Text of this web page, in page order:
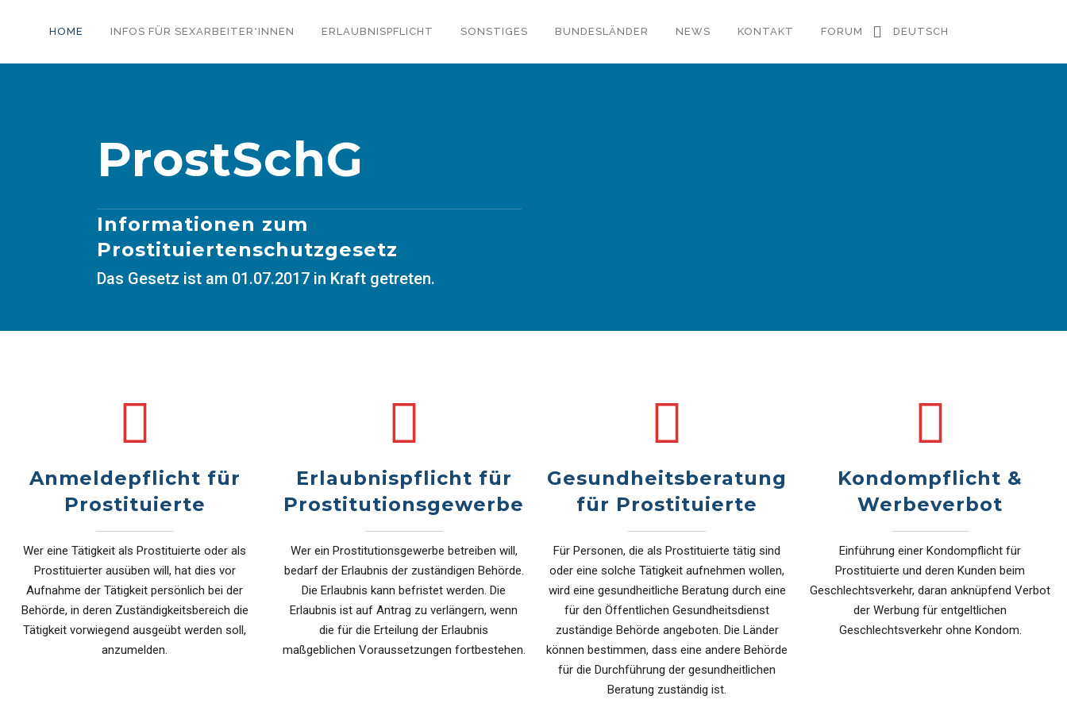
HOME INFOS FÜR SEXARBEITER*INNEN ERLAUBNISPFLICHT SONSTIGES BUNDESLÄNDER NEWS KONTAKT FORUM DEUTSCH
ProstSchG
Informationen zum
Prostituiertenschutzgesetz
Das Gesetz ist am 01.07.2017 in Kraft getreten.
Anmeldepflicht für
Prostituierte
Wer eine Tätigkeit als Prostituierte oder als
Prostituierter ausüben will, hat dies vor
Aufnahme der Tätigkeit persönlich bei der
Behörde, in deren Zuständigkeitsbereich die
Tätigkeit vorwiegend ausgeübt werden soll,
anzumelden.
Erlaubnispflicht für
Prostitutionsgewerbe
Wer ein Prostitutionsgewerbe betreiben will,
bedarf der Erlaubnis der zuständigen Behörde.
Die Erlaubnis kann befristet werden. Die
Erlaubnis ist auf Antrag zu verlängern, wenn
die für die Erteilung der Erlaubnis
maßgeblichen Voraussetzungen fortbestehen.
Gesundheitsberatung
für Prostituierte
Für Personen, die als Prostituierte tätig sind
oder eine solche Tätigkeit aufnehmen wollen,
wird eine gesundheitliche Beratung durch eine
für den Öffentlichen Gesundheitsdienst
zuständige Behörde angeboten. Die Länder
können bestimmen, dass eine andere Behörde
für die Durchführung der gesundheitlichen
Beratung zuständig ist.
Kondompflicht &
Werbeverbot
Einführung einer Kondompflicht für
Prostituierte und deren Kunden beim
Geschlechtsverkehr, daran anknüpfend Verbot
der Werbung für entgeltlichen
Geschlechtsverkehr ohne Kondom.